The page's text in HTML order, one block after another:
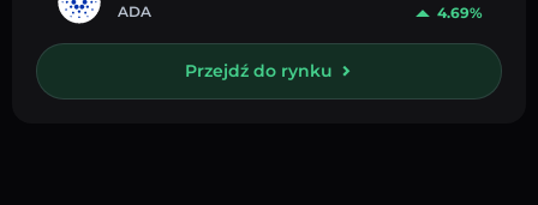
ADA
4.69%
Przejdź do rynku